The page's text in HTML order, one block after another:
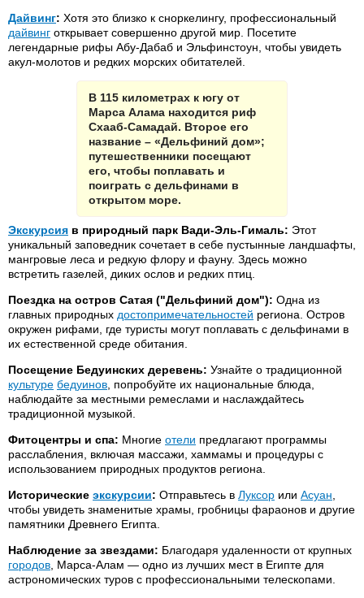
Дайвинг: Хотя это близко к сноркелингу, профессиональный
дайвинг открывает совершенно другой мир. Посетите
легендарные рифы Абу-Дабаб и Эльфинстоун, чтобы увидеть
акул-молотов и редких морских обитателей.
В 115 километрах к югу от
Марса Алама находится риф
Схааб-Самадай. Второе его
название – «Дельфиний дом»;
путешественники посещают
его, чтобы поплавать и
поиграть с дельфинами в
открытом море.
Экскурсия в природный парк Вади-Эль-Гималь: Этот
уникальный заповедник сочетает в себе пустынные ландшафты,
мангровые леса и редкую флору и фауну. Здесь можно
встретить газелей, диких ослов и редких птиц.
Поездка на остров Сатая ("Дельфиний дом"): Одна из
главных природных достопримечательностей региона. Остров
окружен рифами, где туристы могут поплавать с дельфинами в
их естественной среде обитания.
Посещение Бедуинских деревень: Узнайте о традиционной
культуре бедуинов, попробуйте их национальные блюда,
наблюдайте за местными ремеслами и наслаждайтесь
традиционной музыкой.
Фитоцентры и спа: Многие отели предлагают программы
расслабления, включая массажи, хаммамы и процедуры с
использованием природных продуктов региона.
Исторические экскурсии: Отправьтесь в Луксор или Асуан,
чтобы увидеть знаменитые храмы, гробницы фараонов и другие
памятники Древнего Египта.
Наблюдение за звездами: Благодаря удаленности от крупных
городов, Марса-Алам — одно из лучших мест в Египте для
астрономических туров с профессиональными телескопами.